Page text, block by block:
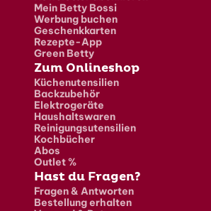
Mein Betty Bossi
Werbung buchen
Geschenkkarten
Rezepte-App
Green Betty
Zum Onlineshop
Küchenutensilien
Backzubehör
Elektrogeräte
Haushaltswaren
Reinigungsutensilien
Kochbücher
Abos
Outlet %
Hast du Fragen?
Fragen & Antworten
Bestellung erhalten